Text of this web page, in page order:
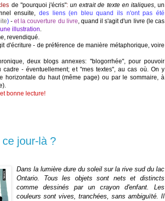
de "pourquoi j'écris": un extrait de texte en italiques, un
ensuite, des liens (en bleu quand ils n'ont pas été
)- et la couverture du livre , quand il s'agit d'un livre (le cas
illustration
revendiqué.
d'écriture - de préférence de manière métaphorique, voire
deux blogs annexes: "blogorrhée", pour pouvoir
cadre - éventuellement; et "mes textes", au cas où. On y
horizontale du haut (même page) ou par le sommaire, à
bonne lecture!
jour-là ?
Dans la lumière dure du soleil sur la rive sud du lac
Ontario. Tous les objets sont nets et distincts
comme dessinés par un crayon d'enfant. Les
couleurs sont vives, tranchées, sans ambiguïté. Il